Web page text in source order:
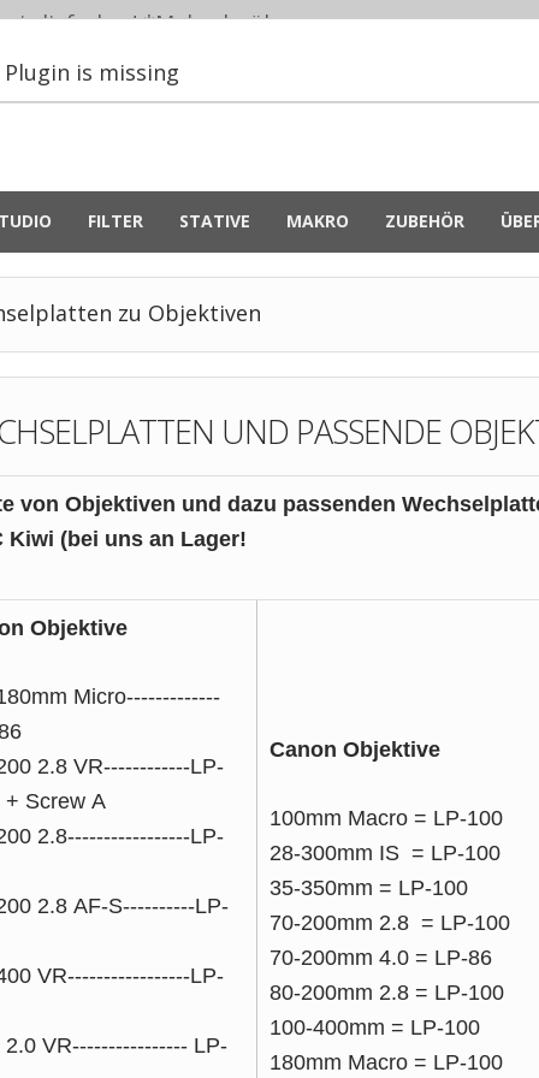
lieferbar! *Mehr darüber...
FILTER STATIVE MAKRO ZUBEHÖR
zu Objektiven
is missing
UND PASSENDE
von Objektiven und dazu passenden
Kiwi (bei uns an Lager!
Objektive
Micro-------------
2.8 VR------------LP-
+ Screw A
2.8-----------------LP-
2.8 AF-S----------LP-
VR-----------------LP-
2.0 VR---------------- LP-
Canon Objektive
100mm Macro = LP-100
28-300mm IS = LP-100
35-350mm = LP-100
70-200mm 2.8 = LP-100
70-200mm 4.0 = LP-86
80-200mm 2.8 = LP-100
100-400mm = LP-100
180mm Macro = LP-100